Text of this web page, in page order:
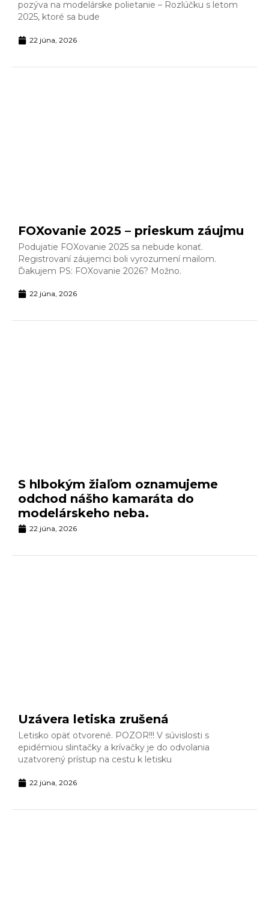
pozýva na modelárske polietanie – Rozlúčku s letom
2025, ktoré sa bude
22 júna, 2026
FOXovanie 2025 – prieskum záujmu
Podujatie FOXovanie 2025 sa nebude konať.
Registrovaní záujemci boli vyrozumení mailom.
Ďakujem PS: FOXovanie 2026? Možno.
22 júna, 2026
S hlbokým žiaľom oznamujeme
odchod nášho kamaráta do
modelárskeho neba.
22 júna, 2026
Uzávera letiska zrušená
Letisko opäť otvorené. POZOR!!! V súvislosti s
epidémiou slintačky a krívačky je do odvolania
uzatvorený prístup na cestu k letisku
22 júna, 2026